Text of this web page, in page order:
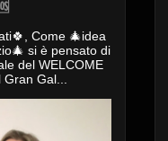
Come 🎄idea
si è pensato di
del WELCOME
Gal...